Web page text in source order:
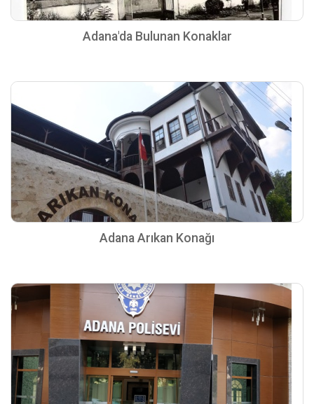
Adana'da Bulunan Konaklar
Adana Arıkan Konağı